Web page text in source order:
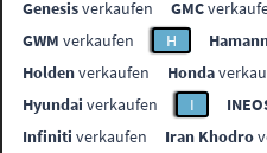
Genesisverkaufen GMC
GWM verkaufen H
Holdenverkaufen Honda
Hyundai verkaufen I
Infiniti verkaufen Iran Khodro